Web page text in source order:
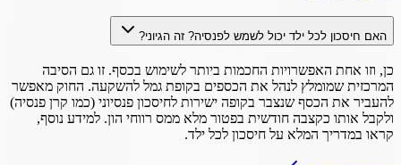
האם חיסכון לכל ילד יכול לשמש לפנסיה? זה הגיוני?
כן, וזו אחת האפשרויות החכמות ביותר לשימוש בכסף. זו גם הסיבה
המרכזית שמומלץ לנהל את הכספים בקופת גמל להשקעה. החוק מאפשר
להעביר את הכסף שנצבר בקופה ישירות לחיסכון פנסיוני (כמו קרן פנסיה)
ולקבל אותו כקצבה חודשית בפטור מלא ממס רווחי הון. למידע נוסף,
קראו במדריך המלא על חיסכון לכל ילד.